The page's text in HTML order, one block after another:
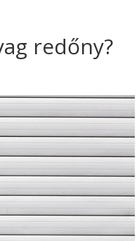
redőny?